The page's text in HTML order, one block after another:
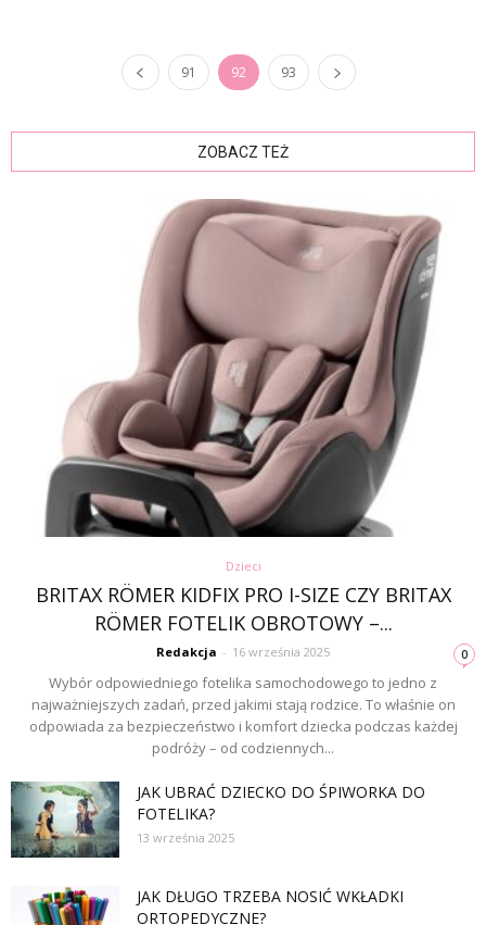
91 92 93
ZOBACZ TEŻ
Dzieci
BRITAX RÖMER KIDFIX PRO I-SIZE CZY BRITAX
RÖMER FOTELIK OBROTOWY –...
Redakcja - 16 września 2025 0
Wybór odpowiedniego fotelika samochodowego to jedno z
najważniejszych zadań, przed jakimi stają rodzice. To właśnie on
odpowiada za bezpieczeństwo i komfort dziecka podczas każdej
podróży – od codziennych...
JAK UBRAĆ DZIECKO DO ŚPIWORKA DO
FOTELIKA?
13 września 2025
JAK DŁUGO TRZEBA NOSIĆ WKŁADKI
ORTOPEDYCZNE?